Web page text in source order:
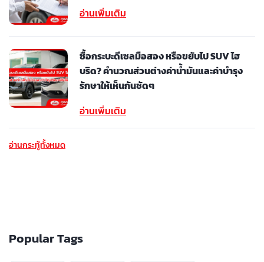
อ่านเพิ่มเติม
ซื้อกระบะดีเซลมือสอง หรือขยับไป SUV ไฮ
บริด? คำนวณส่วนต่างค่าน้ำมันและค่าบำรุง
รักษาให้เห็นกันชัดๆ
อ่านเพิ่มเติม
อ่านกระทู้ทั้งหมด
Popular Tags